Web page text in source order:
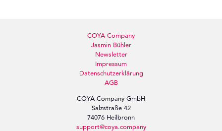
COYA Company
Jasmin Bühler
Newsletter
Impressum
Datenschutz­erklärung
AGB
COYA Company GmbH
Salzstraße 42
74076 Heilbronn
support@coya.company